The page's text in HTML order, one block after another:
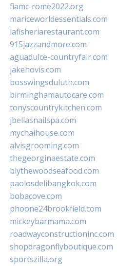
fiamc-rome2022.org
mariceworldessentials.com
lafisheriarestaurant.com
915jazzandmore.com
aguadulce-countryfair.com
jakehovis.com
bosswingsduluth.com
birminghamautocare.com
tonyscountrykitchen.com
jbellasnailspa.com
mychaihouse.com
alvisgrooming.com
thegeorginaestate.com
blythewoodseafood.com
paolosdelibangkok.com
bobacove.com
phoone24brookfield.com
mickeybarmama.com
roadwayconstructioninc.com
shopdragonflyboutique.com
sportszilla.org